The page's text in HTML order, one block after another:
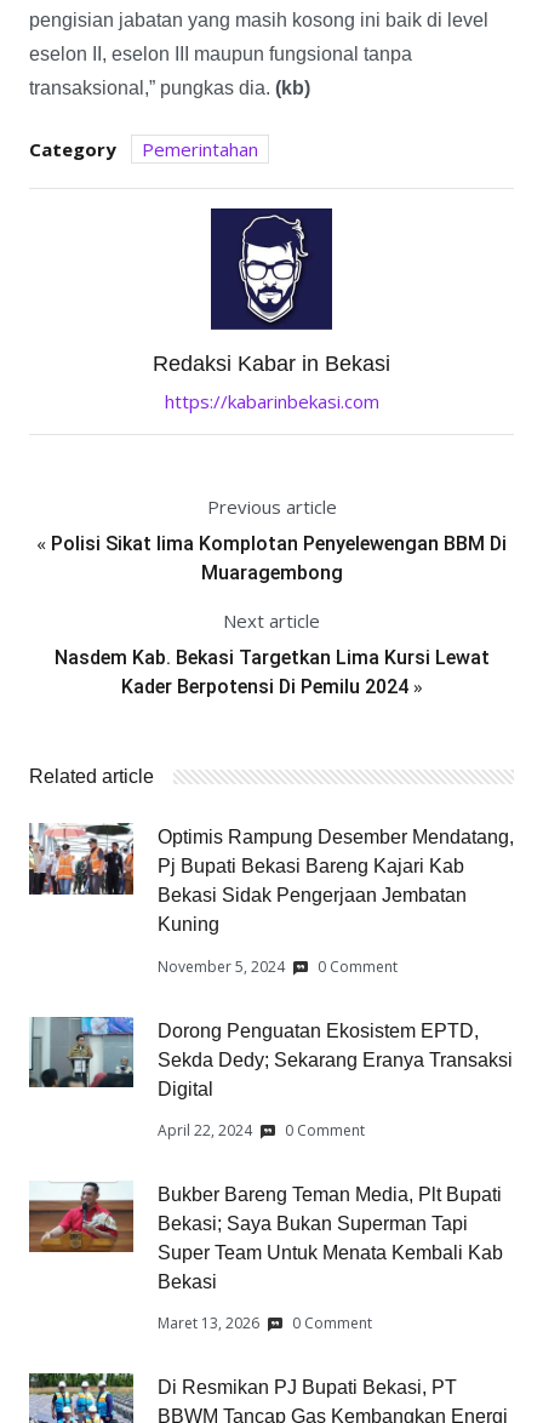
pengisian jabatan yang masih kosong ini baik di level
eselon II, eselon III maupun fungsional tanpa
transaksional,” pungkas dia. (kb)
Category Pemerintahan
Redaksi Kabar in Bekasi
https://kabarinbekasi.com
Previous article
« Polisi Sikat lima Komplotan Penyelewengan BBM Di
Muaragembong
Next article
Nasdem Kab. Bekasi Targetkan Lima Kursi Lewat
Kader Berpotensi Di Pemilu 2024»
Related article
Optimis Rampung Desember Mendatang,
Pj Bupati Bekasi Bareng Kajari Kab
Bekasi Sidak Pengerjaan Jembatan
Kuning
November 5, 2024 0 Comment
Dorong Penguatan Ekosistem EPTD,
Sekda Dedy; Sekarang Eranya Transaksi
Digital
April 22, 2024 0 Comment
Bukber Bareng Teman Media, Plt Bupati
Bekasi; Saya Bukan Superman Tapi
Super Team Untuk Menata Kembali Kab
Bekasi
Maret 13, 2026 0 Comment
Di Resmikan PJ Bupati Bekasi, PT
BBWM Tancap Gas Kembangkan Energi